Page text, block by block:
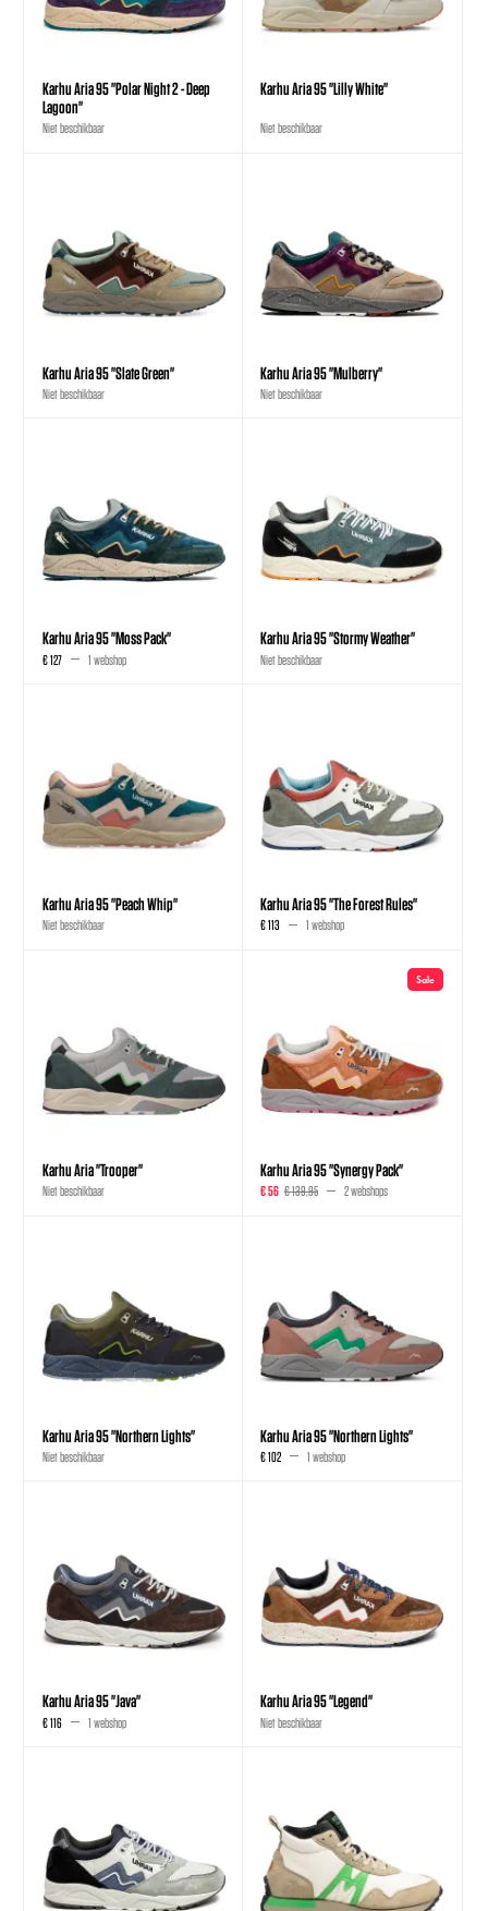
Karhu Aria 95 "Polar Night 2 - Deep
Lagoon"
Niet beschikbaar
Karhu Aria 95 "Lilly White"
Niet beschikbaar
Karhu Aria 95 "Slate Green"
Niet beschikbaar
Karhu Aria 95 "Mulberry"
Niet beschikbaar
Karhu Aria 95 "Moss Pack"
€ 127 1 webshop
Karhu Aria 95 "Stormy Weather"
Niet beschikbaar
Karhu Aria 95 "Peach Whip"
Niet beschikbaar
Karhu Aria 95 "The Forest Rules"
€ 113 1 webshop
Karhu Aria "Trooper"
Niet beschikbaar
Sale
Karhu Aria 95 "Synergy Pack"
€ 56 € 139,95 2 webshops
Karhu Aria 95 "Northern Lights"
Niet beschikbaar
Karhu Aria 95 "Northern Lights"
€ 102 1 webshop
Karhu Aria 95 "Java"
€ 116 1 webshop
Karhu Aria 95 "Legend"
Niet beschikbaar